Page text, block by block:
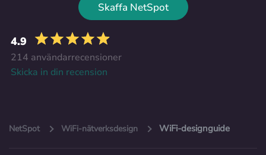
Skaffa NetSpot
4.9
214 användarrecensioner
Skicka in din recension
NetSpot WiFi-nätverksdesign WiFi-designguide